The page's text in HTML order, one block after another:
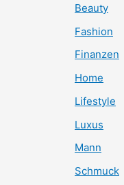
Beauty
Fashion
Finanzen
Home
Lifestyle
Luxus
Mann
Schmuck